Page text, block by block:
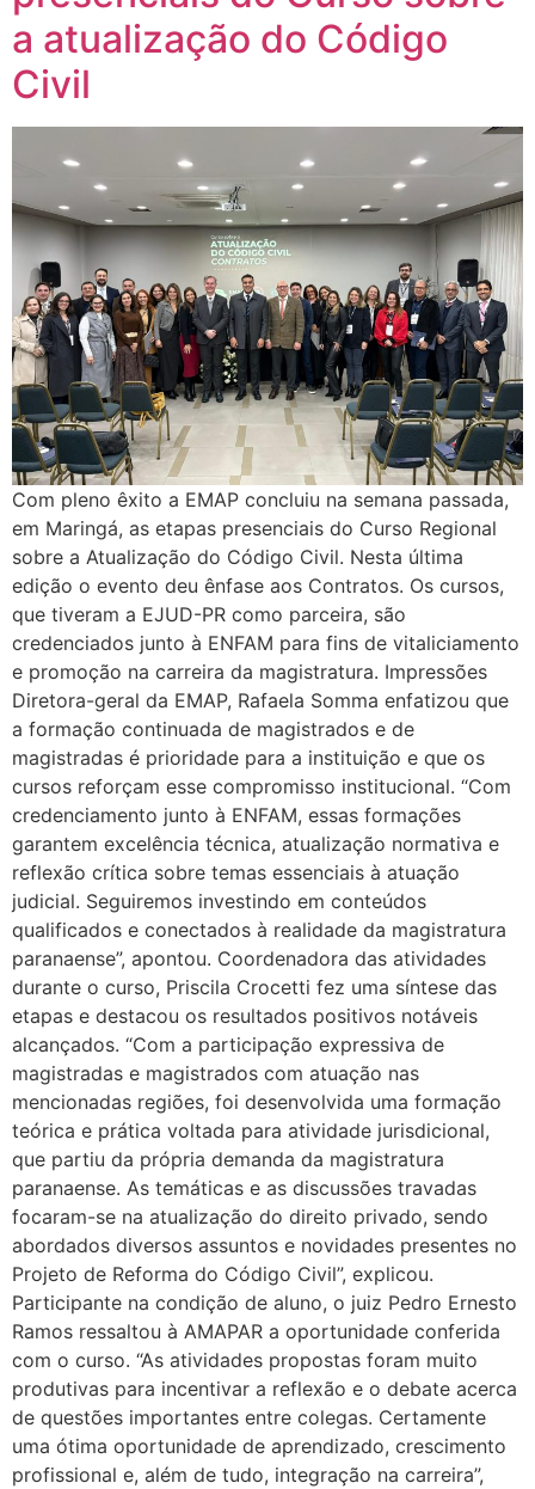
a atualização do Código
Civil
Com pleno êxito a EMAP concluiu na semana passada,
em Maringá, as etapas presenciais do Curso Regional
sobre a Atualização do Código Civil. Nesta última
edição o evento deu ênfase aos Contratos. Os cursos,
que tiveram a EJUD-PR como parceira, são
credenciados junto à ENFAM para fins de vitaliciamento
e promoção na carreira da magistratura. Impressões
Diretora-geral da EMAP, Rafaela Somma enfatizou que
a formação continuada de magistrados e de
magistradas é prioridade para a instituição e que os
cursos reforçam esse compromisso institucional. “Com
credenciamento junto à ENFAM, essas formações
garantem excelência técnica, atualização normativa e
reflexão crítica sobre temas essenciais à atuação
judicial. Seguiremos investindo em conteúdos
qualificados e conectados à realidade da magistratura
paranaense”, apontou. Coordenadora das atividades
durante o curso, Priscila Crocetti fez uma síntese das
etapas e destacou os resultados positivos notáveis
alcançados. “Com a participação expressiva de
magistradas e magistrados com atuação nas
mencionadas regiões, foi desenvolvida uma formação
teórica e prática voltada para atividade jurisdicional,
que partiu da própria demanda da magistratura
paranaense. As temáticas e as discussões travadas
focaram-se na atualização do direito privado, sendo
abordados diversos assuntos e novidades presentes no
Projeto de Reforma do Código Civil”, explicou.
Participante na condição de aluno, o juiz Pedro Ernesto
Ramos ressaltou à AMAPAR a oportunidade conferida
com o curso. “As atividades propostas foram muito
produtivas para incentivar a reflexão e o debate acerca
de questões importantes entre colegas. Certamente
uma ótima oportunidade de aprendizado, crescimento
profissional e, além de tudo, integração na carreira”,